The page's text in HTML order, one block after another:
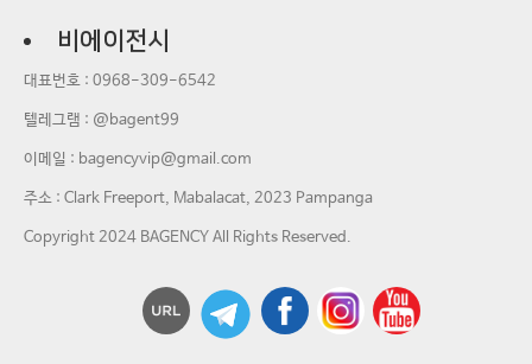
비에이전시
대표번호 : 0968-309-6542
텔레그램 : @bagent99
이메일 : bagencyvip@gmail.com
주소 : Clark Freeport, Mabalacat, 2023 Pampanga
Copyright 2024 BAGENCY All Rights Reserved.